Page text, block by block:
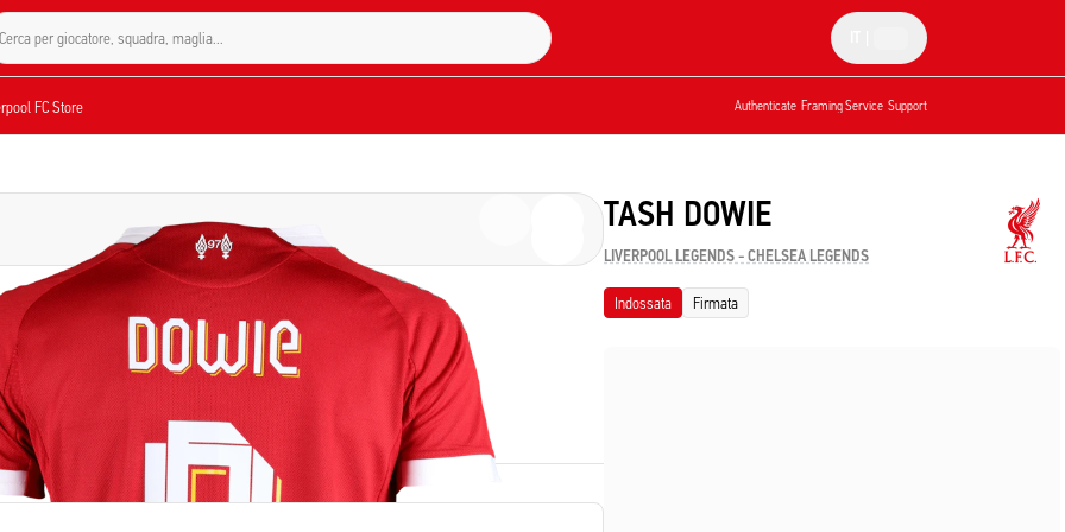
Cerca per giocatore, squadra, maglia...
FC Store Authenticate Framing Service Support
TASH DOWIE
LIVERPOOL LEGENDS - CHELSEA LEGENDS
Indossata Firmata